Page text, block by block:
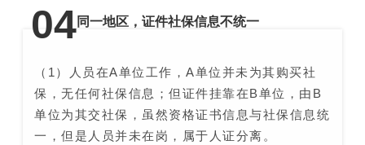
04同一地区，证件社保信息不统一
（1）人员在A单位工作，A单位并未为其购买社
保，无任何社保信息；但证件挂靠在B单位，由B
单位为其交社保，虽然资格证书信息与社保信息统
一，但是人员并未在岗，属于人证分离。